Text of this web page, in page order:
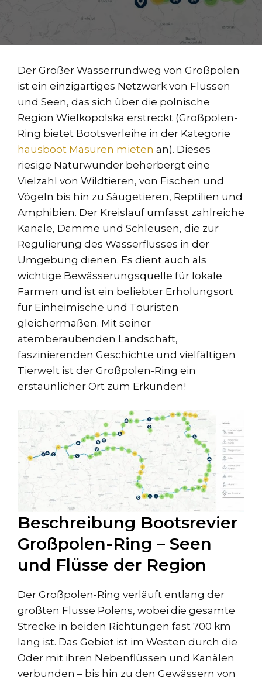
Der Großer Wasserrundweg von Großpolen
ist ein einzigartiges Netzwerk von Flüssen
und Seen, das sich über die polnische
Region Wielkopolska erstreckt (Großpolen-
Ring bietet Bootsverleihe in der Kategorie
hausboot Masuren mieten an). Dieses
riesige Naturwunder beherbergt eine
Vielzahl von Wildtieren, von Fischen und
Vögeln bis hin zu Säugetieren, Reptilien und
Amphibien. Der Kreislauf umfasst zahlreiche
Kanäle, Dämme und Schleusen, die zur
Regulierung des Wasserflusses in der
Umgebung dienen. Es dient auch als
wichtige Bewässerungsquelle für lokale
Farmen und ist ein beliebter Erholungsort
für Einheimische und Touristen
gleichermaßen. Mit seiner
atemberaubenden Landschaft,
faszinierenden Geschichte und vielfältigen
Tierwelt ist der Großpolen-Ring ein
erstaunlicher Ort zum Erkunden!
Beschreibung Bootsrevier
Großpolen-Ring – Seen
und Flüsse der Region
Der Großpolen-Ring verläuft entlang der
größten Flüsse Polens, wobei die gesamte
Strecke in beiden Richtungen fast 700 km
lang ist. Das Gebiet ist im Westen durch die
Oder mit ihren Nebenflüssen und Kanälen
verbunden – bis hin zu den Gewässern von